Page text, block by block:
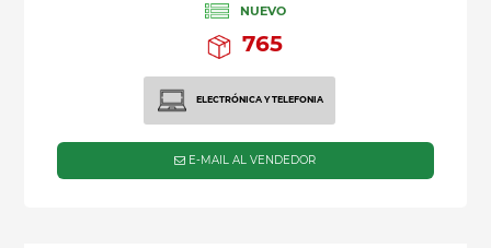
NUEVO
765
ELECTRÓNICA Y TELEFONIA
E-MAIL AL VENDEDOR